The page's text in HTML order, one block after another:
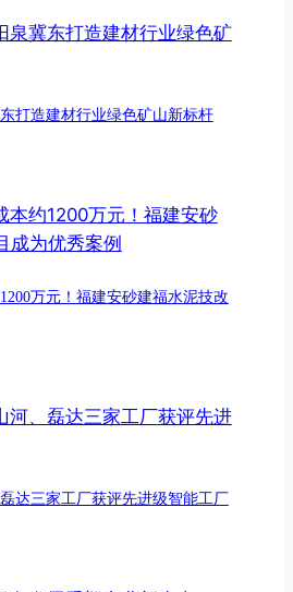
打造建材行业绿色矿山新标杆
万元！福建安砂建福水泥技改
达三家工厂获评先进级智能工厂